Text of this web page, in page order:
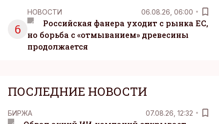
6
НОВОСТИ 06.08.26, 06:00
Российская фанера уходит с рынка ЕС,
но борьба с «отмыванием» древесины
продолжается
ПОСЛЕДНИЕ НОВОСТИ
БИРЖА 07.08.26, 12:32